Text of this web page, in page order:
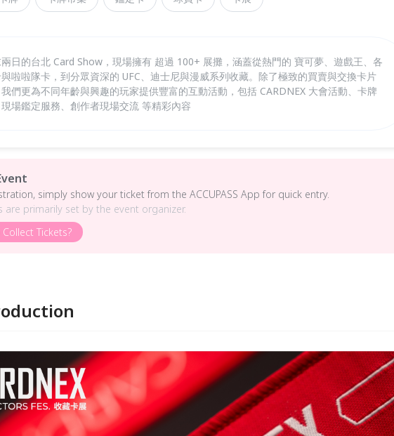
日的台北 Card Show，現場擁有 超過 100+ 展攤，涵蓋從熱門的 寶可夢、遊戲王、各
啦啦隊卡，到分眾資深的 UFC、迪士尼與漫威系列收藏。除了極致的買賣與交換卡片
們更為不同年齡與興趣的玩家提供豐富的互動活動，包括 CARDNEX 大會活動、卡牌
場鑑定服務、創作者現場交流 等精彩內容
simply show your ticket from the ACCUPASS App for quick entry.
are primarily set by the event organizer.
Tickets?